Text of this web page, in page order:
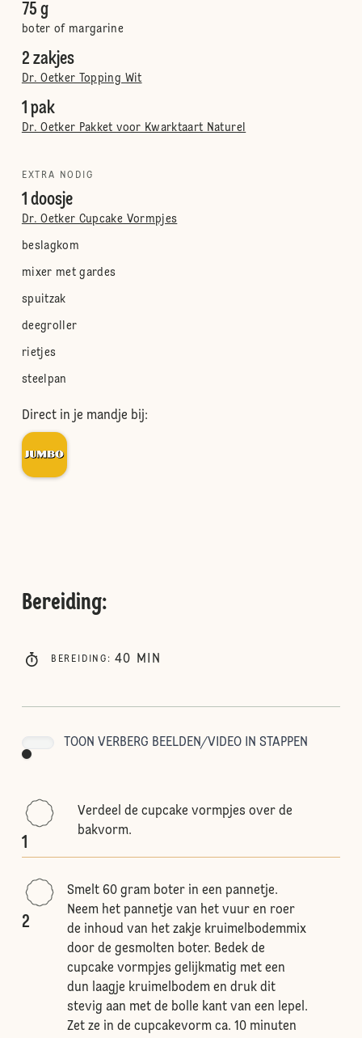
75 g
boter of margarine
2 zakjes
Dr. Oetker Topping Wit
1 pak
Dr. Oetker Pakket voor Kwarktaart Naturel
EXTRA NODIG
1 doosje
Dr. Oetker Cupcake Vormpjes
beslagkom
mixer met gardes
spuitzak
deegroller
rietjes
steelpan
Direct in je mandje bij:
Bereiding:
BEREIDING : 40 MIN
TOON VERBERG BEELDEN/VIDEO IN STAPPEN
1
Verdeel de cupcake vormpjes over de
bakvorm.
2
Smelt 60 gram boter in een pannetje.
Neem het pannetje van het vuur en roer
de inhoud van het zakje kruimelbodemmix
door de gesmolten boter. Bedek de
cupcake vormpjes gelijkmatig met een
dun laagje kruimelbodem en druk dit
stevig aan met de bolle kant van een lepel.
Zet ze in de cupcakevorm ca. 10 minuten